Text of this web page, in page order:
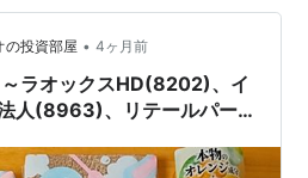
の投資部屋 • 4ヶ月前
ラオックスHD(8202)、イ
人(8963)、リテールパー